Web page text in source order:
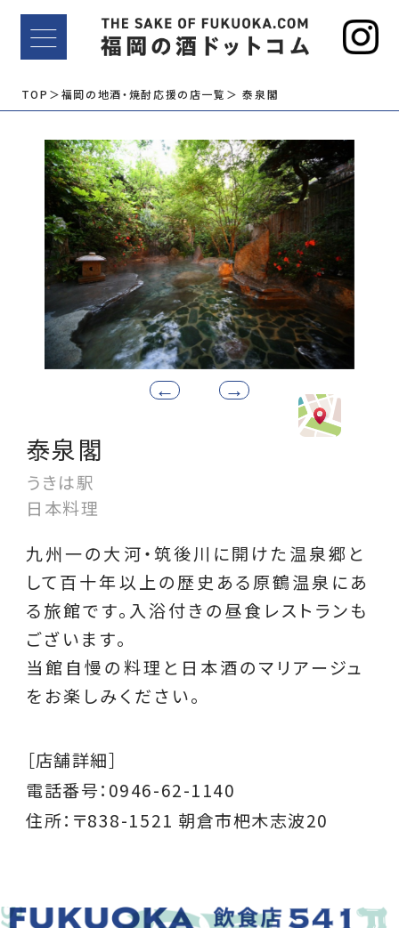
TOP ＞福岡の地酒・焼酎応援の店一覧 ＞ 泰泉閣
泰泉閣
うきは駅
日本料理
九州一の大河・筑後川に開けた温泉郷と
して百十年以上の歴史ある原鶴温泉にあ
る旅館です。入浴付きの昼食レストランも
ございます。
当館自慢の料理と日本酒のマリアージュ
をお楽しみください。
［店舗詳細］
電話番号：0946-62-1140
住所：〒838-1521 朝倉市杷木志波20